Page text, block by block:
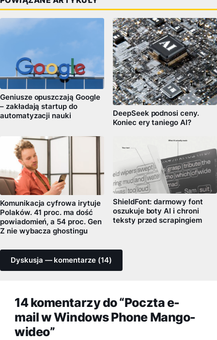
Geniusze opuszczają Google
– zakładają startup do
automatyzacji nauki
DeepSeek podnosi ceny.
Koniec ery taniego AI?
Komunikacja cyfrowa irytuje
Polaków. 41 proc. ma dość
powiadomień, a 54 proc. Gen
Z nie wybacza ghostingu
ShieldFont: darmowy font
oszukuje boty AI i chroni
teksty przed scrapingiem
Dyskusja — komentarze (14)
14 komentarzy do “Poczta e-
mail w Windows Phone Mango-
wideo”